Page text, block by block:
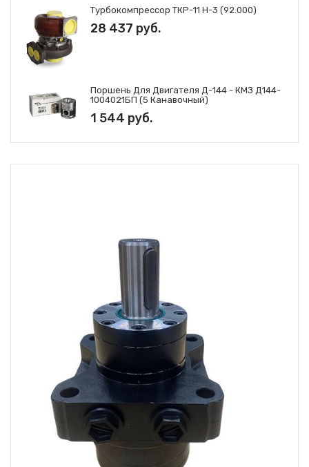
Турбокомпрессор ТКР-11 Н-3 (92.000)
28 437 руб.
Поршень Для Двигателя Д-144 - КМЗ Д144-
1004021БП (5 Канавочный)
1 544 руб.